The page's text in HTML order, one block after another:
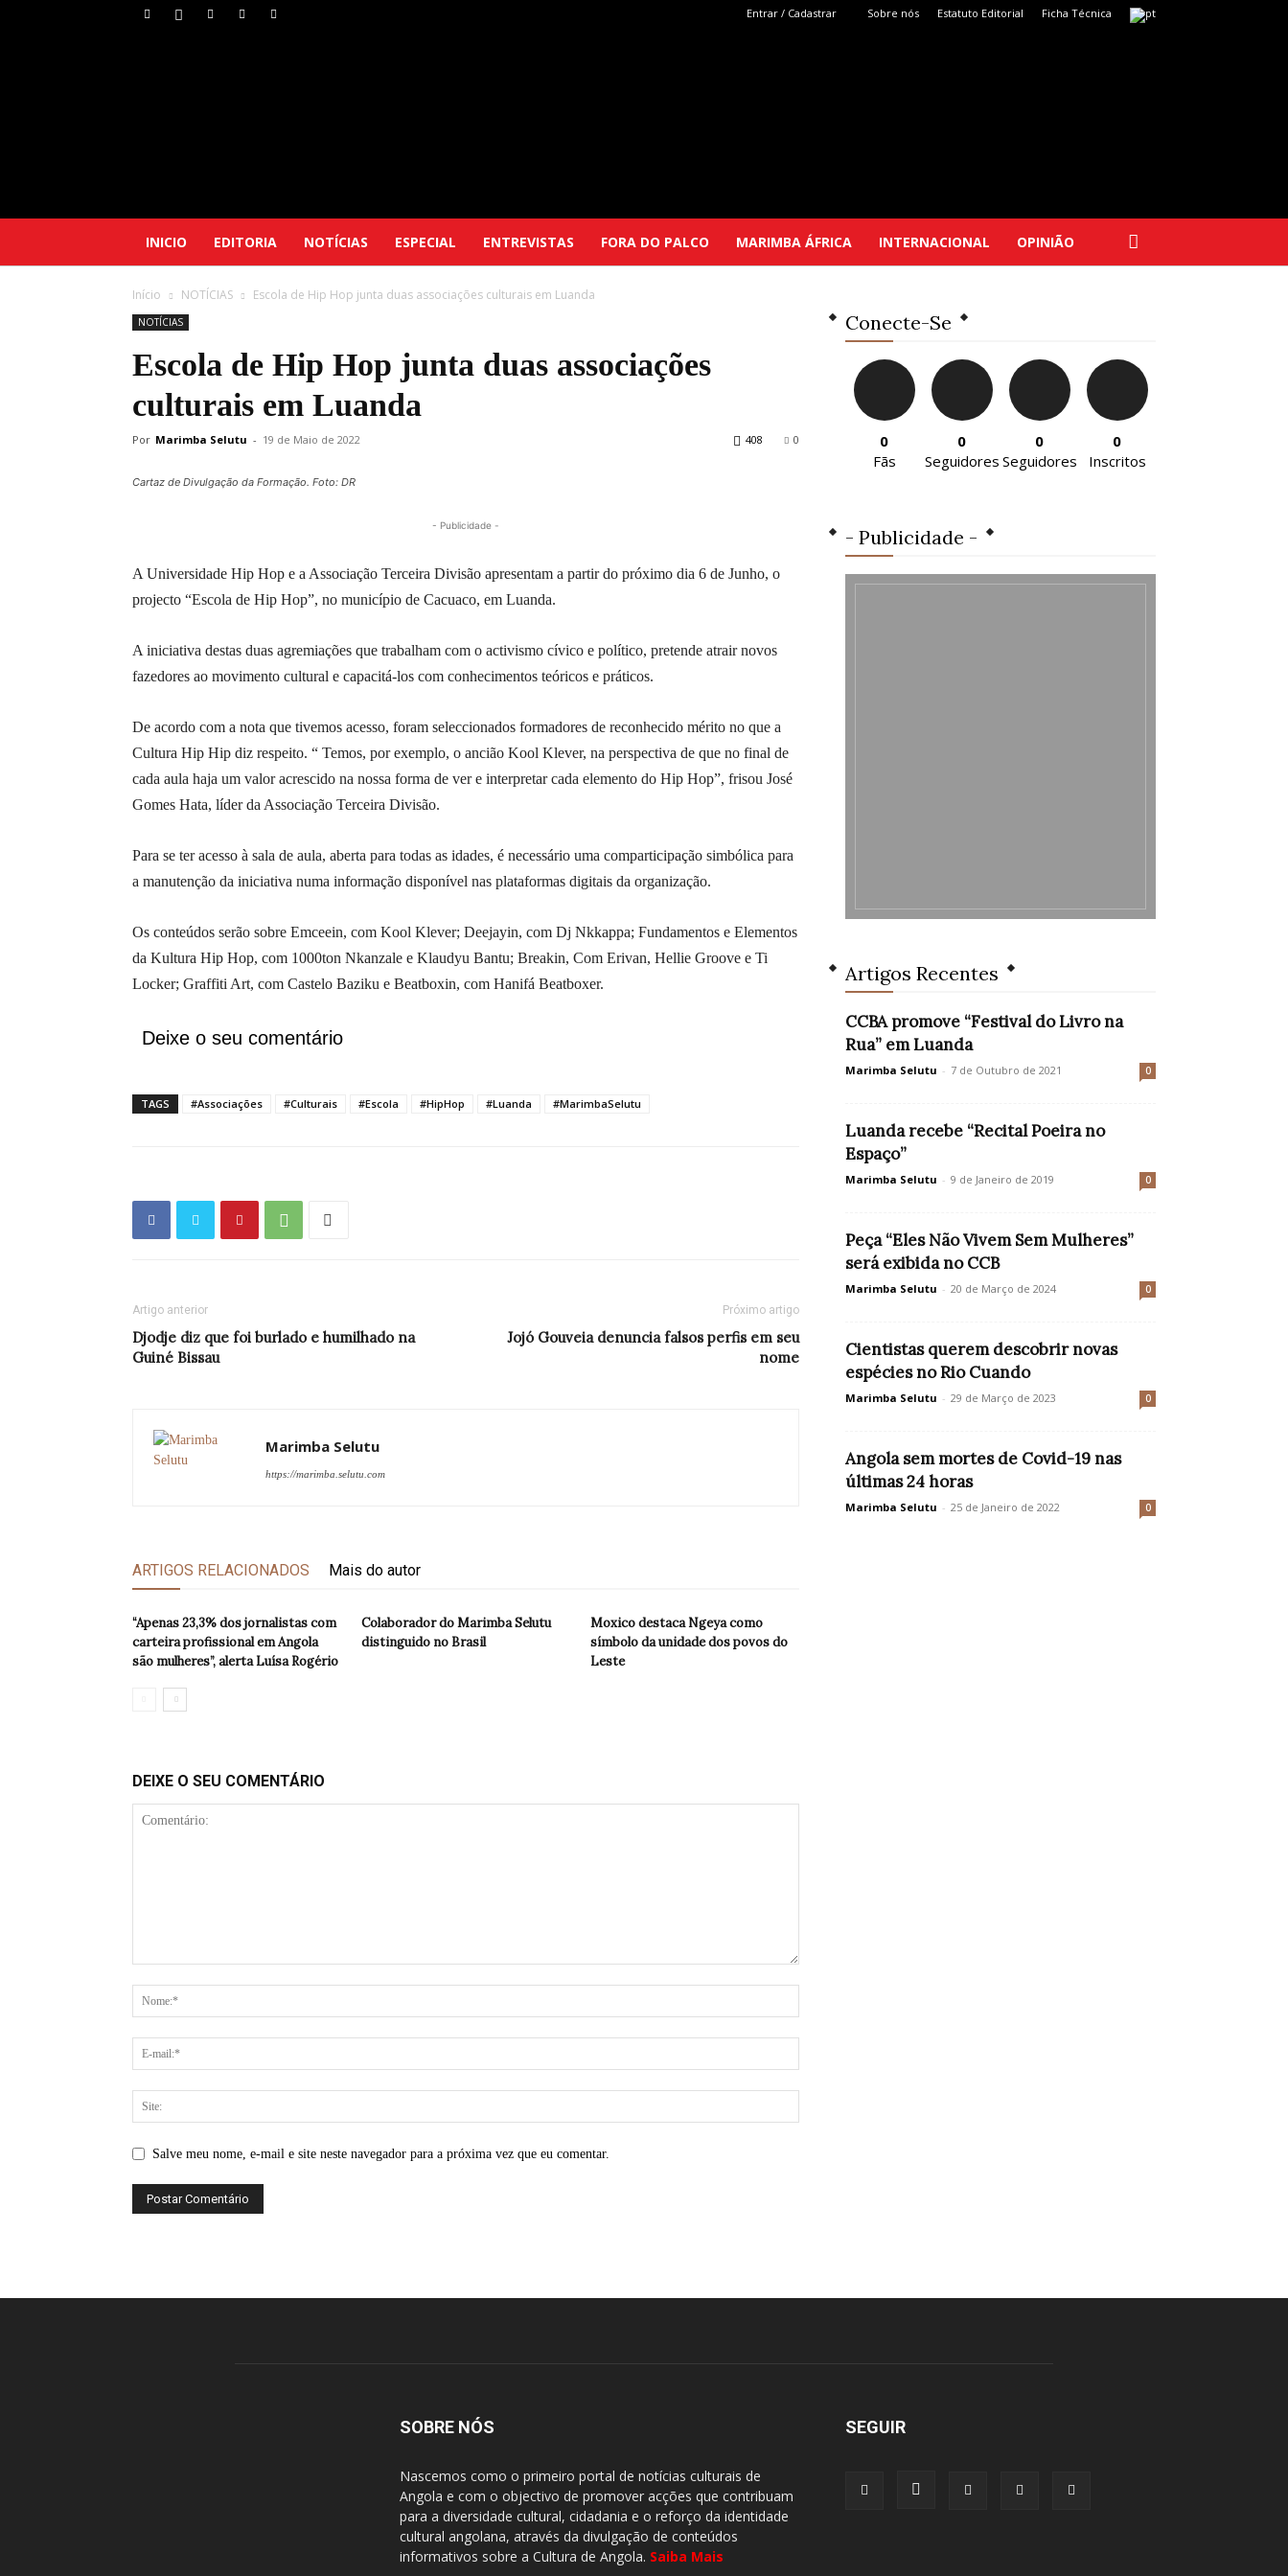
Entrar / Cadastrar Sobre nós Estatuto Editorial Ficha Técnica
INICIO EDITORIA NOTÍCIAS ESPECIAL ENTREVISTAS FORA DO PALCO MARIMBA ÁFRICA INTERNACIONAL OPINIÃO
Início NOTÍCIAS Escola de Hip Hop junta duas associações culturais em Luanda
NOTÍCIAS
Escola de Hip Hop junta duas associações
culturais em Luanda
Por Marimba Selutu - 19 de Maio de 2022 0
408
Cartaz de Divulgação da Formação. Foto: DR
- Publicidade -
A Universidade Hip Hop e a Associação Terceira Divisão apresentam a partir do próximo dia 6 de Junho, o
projecto “Escola de Hip Hop”, no município de Cacuaco, em Luanda.
A iniciativa destas duas agremiações que trabalham com o activismo cívico e político, pretende atrair novos
fazedores ao movimento cultural e capacitá-los com conhecimentos teóricos e práticos.
De acordo com a nota que tivemos acesso, foram seleccionados formadores de reconhecido mérito no que a
Cultura Hip Hip diz respeito. “ Temos, por exemplo, o ancião Kool Klever, na perspectiva de que no final de
cada aula haja um valor acrescido na nossa forma de ver e interpretar cada elemento do Hip Hop”, frisou José
Gomes Hata, líder da Associação Terceira Divisão.
Para se ter acesso à sala de aula, aberta para todas as idades, é necessário uma comparticipação simbólica para
a manutenção da iniciativa numa informação disponível nas plataformas digitais da organização.
Os conteúdos serão sobre Emceein, com Kool Klever; Deejayin, com Dj Nkkappa; Fundamentos e Elementos
da Kultura Hip Hop, com 1000ton Nkanzale e Klaudyu Bantu; Breakin, Com Erivan, Hellie Groove e Ti
Locker; Graffiti Art, com Castelo Baziku e Beatboxin, com Hanifá Beatboxer.
Deixe o seu comentário
TAGS #Associações #Culturais #Escola #HipHop #Luanda #MarimbaSelutu
Artigo anterior
Djodje diz que foi burlado e humilhado na
Guiné Bissau
Próximo artigo
Jojó Gouveia denuncia falsos perfis em seu
nome
Marimba Selutu
https://marimba.selutu.com
ARTIGOS RELACIONADOS Mais do autor
“Apenas 23,3% dos jornalistas com
carteira profissional em Angola
são mulheres”, alerta Luísa Rogério
Colaborador do Marimba Selutu
distinguido no Brasil
Moxico destaca Ngeya como
símbolo da unidade dos povos do
Leste
DEIXE O SEU COMENTÁRIO
Salve meu nome, e-mail e site neste navegador para a próxima vez que eu comentar.
Conecte-Se
0
Fãs
0
Seguidores
0
Seguidores
0
Inscritos
- Publicidade -
Artigos Recentes
CCBA promove “Festival do Livro na
Rua” em Luanda
Marimba Selutu - 7 de Outubro de 2021 0
Luanda recebe “Recital Poeira no
Espaço”
Marimba Selutu - 9 de Janeiro de 2019 0
Peça “Eles Não Vivem Sem Mulheres”
será exibida no CCB
Marimba Selutu - 20 de Março de 2024 0
Cientistas querem descobrir novas
espécies no Rio Cuando
Marimba Selutu - 29 de Março de 2023 0
Angola sem mortes de Covid-19 nas
últimas 24 horas
Marimba Selutu - 25 de Janeiro de 2022 0
SOBRE NÓS
Nascemos como o primeiro portal de notícias culturais de
Angola e com o objectivo de promover acções que contribuam
para a diversidade cultural, cidadania e o reforço da identidade
cultural angolana, através da divulgação de conteúdos
informativos sobre a Cultura de Angola. Saiba Mais
SEGUIR